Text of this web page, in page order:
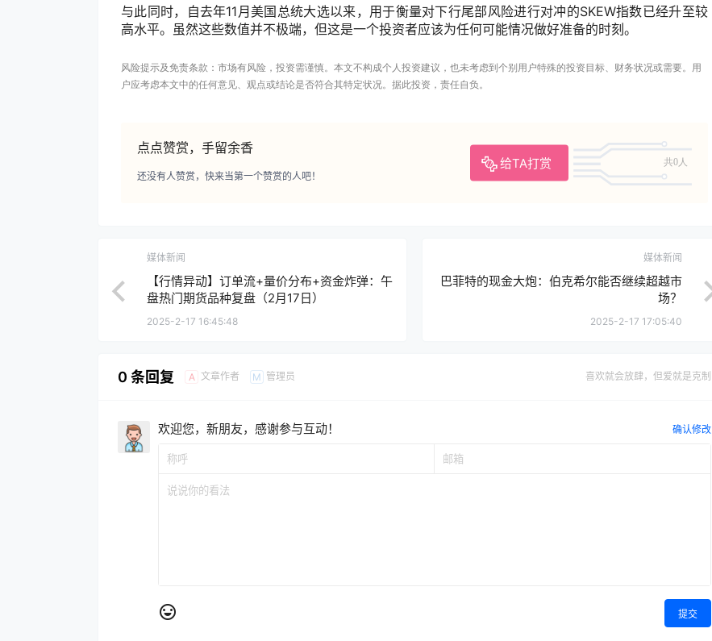
与此同时，自去年11 月美国总统大选以来，用于衡量对下行尾部风险进行对冲的SKEW指数已经升至较
高水平。虽然这些数值并不极端，但这是一个投资者应该为任何可能情况做好准备的时刻。
风险提示及免责条款：市场有风险，投资需谨慎。本文不构成个人投资建议，也未考虑到个别用户特殊的投资目标、财务状况或需要。用
户应考虑本文中的任何意见、观点或结论是否符合其特定状况。据此投资，责任自负。
点点赞赏，手留余香
给TA打赏 共0人
还没有人赞赏，快来当第一个赞赏的人吧！
媒体新闻
【行情异动】订单流+量价分布+资金炸弹：午
盘热门期货品种复盘（2月17日）
2025-2-17 16:45:48
媒体新闻
巴菲特的现金大炮：伯克希尔能否继续超越市
场？
2025-2-17 17:05:40
0 条回复 A 文章作者 M 管理员 喜欢就会放肆，但爱就是克制
欢迎您，新朋友，感谢参与互动！ 确认修改
提交